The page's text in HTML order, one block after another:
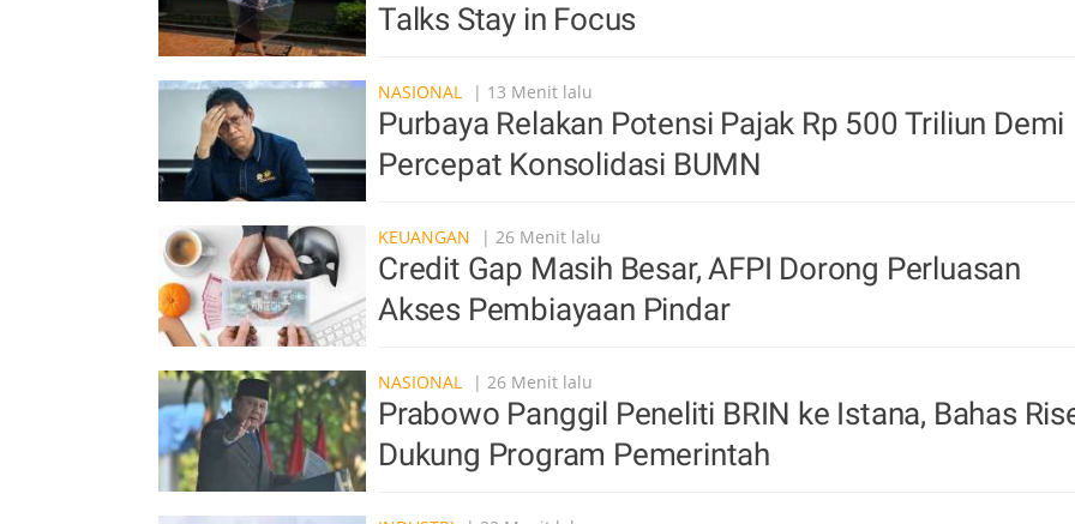
Talks Stay in Focus
NASIONAL | 13 Menit lalu
Purbaya Relakan Potensi Pajak Rp 500 Triliun Demi
Percepat Konsolidasi BUMN
KEUANGAN | 26 Menit lalu
Credit Gap Masih Besar, AFPI Dorong Perluasan
Akses Pembiayaan Pindar
NASIONAL | 26 Menit lalu
Prabowo Panggil Peneliti BRIN ke Istana, Bahas
Dukung Program Pemerintah